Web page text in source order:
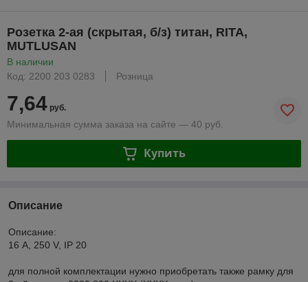
Розетка 2-ая (скрытая, б/з) титан, RITA,
MUTLUSAN
В наличии
Код: 2200 203 0283
Розница
7,64 руб.
Минимальная сумма заказа на сайте — 40 руб.
Купить
Описание
Описание:
16 A, 250 V, IP 20
для полной комплектации нужно приобретать также рамку для